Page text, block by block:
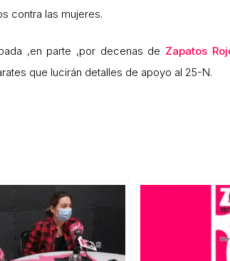
contra las mujeres.
,en parte ,por decenas de Zapatos
que lucirán detalles de apoyo al 25-N.